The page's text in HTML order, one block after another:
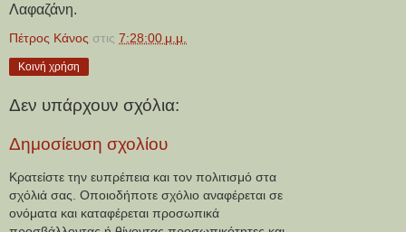
Λαφαζάνη.
Πέτρος Κάνος στις 7:28:00 μ.μ.
Κοινή χρήση
Δεν υπάρχουν σχόλια:
Δημοσίευση σχολίου
Κρατείστε την ευπρέπεια και τον πολιτισμό στα
σχόλιά σας. Οποιοδήποτε σχόλιο αναφέρεται σε
ονόματα και καταφέρεται προσωπικά